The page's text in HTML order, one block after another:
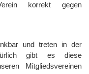
korrekt gegen
und treten in der
gibt es diese
Mitgliedsvereinen